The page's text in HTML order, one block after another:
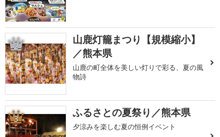
2
山鹿灯籠まつり【規模縮小】
／熊本県
山鹿の町全体を美しい灯りで彩る、夏の風
物詩
3 ふるさとの夏祭り／熊本県
夕涼みを楽しむ夏の恒例イベント